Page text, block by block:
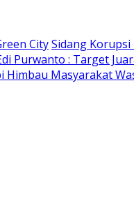
CitySidang Korupsi
Purwanto : Target
Himbau Masyarakat